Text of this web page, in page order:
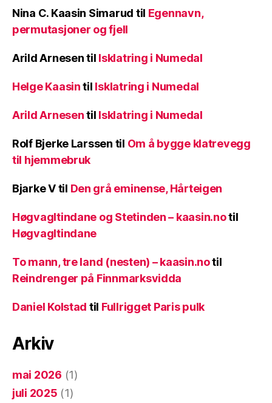
Nina C. Kaasin Simarud til Egennavn,
permutasjoner og fjell
Arild Arnesentil Isklatring i Numedal
Helge Kaasintil Isklatring i Numedal
Arild Arnesentil Isklatring i Numedal
Rolf Bjerke Larssen til Om å bygge klatrevegg
til hjemmebruk
Bjarke Vtil Den grå eminense, Hårteigen
Høgvagltindane og Stetinden – kaasin.notil
Høgvagltindane
To mann, tre land (nesten) – kaasin.notil
Reindrenger på Finnmarksvidda
Daniel Kolstad til Fullrigget Paris pulk
Arkiv
mai 2026 (1)
juli 2025 (1)